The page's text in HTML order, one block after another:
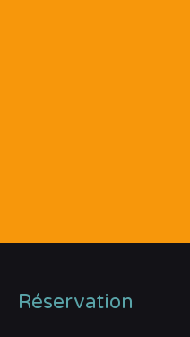
Réservation